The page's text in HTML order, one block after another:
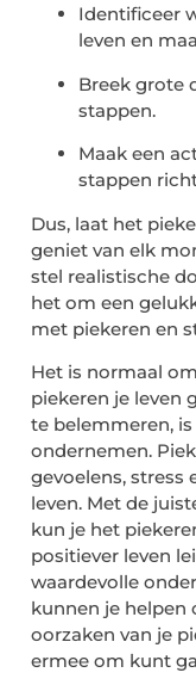
Identificeer
leven en
Breek grote
stappen.
Maak een
stappen
Dus, laat het
geniet van elk
stel realistische
het om een
met piekeren en
Het is normaal
piekeren je leven
te belemmeren,
ondernemen.
gevoelens, stress
leven. Met de
kun je het
positiever leven
waardevolle
kunnen je helpen
oorzaken van je
ermee om kunt